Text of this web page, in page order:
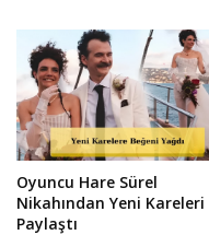
Oyuncu Hare Sürel
Nikahından Yeni Kareleri
Paylaştı